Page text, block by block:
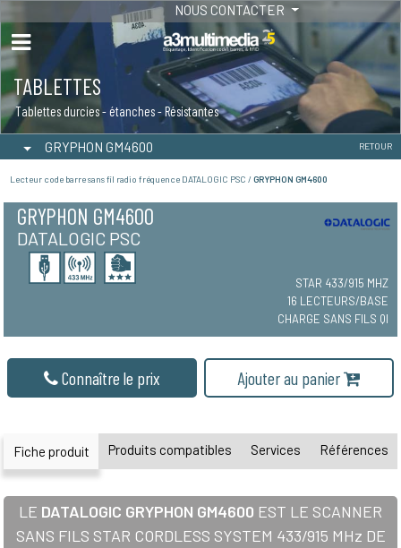
NOUS CONTACTER
TABLETTES
Tablettes durcies - étanches - Résistantes
GRYPHON GM4600 RETOUR
Lecteur code barre sans fil radio fréquence DATALOGIC PSC / GRYPHON GM4600
GRYPHON GM4600
DATALOGIC PSC
STAR 433/915 MHZ
16 LECTEURS/BASE
CHARGE SANS FILS QI
Connaître le prix Ajouter au panier
Fiche produit Produits compatibles Services Références
LE DATALOGIC GRYPHON GM4600 EST LE SCANNER
SANS FILS STAR CORDLESS SYSTEM 433/915 MHz DE